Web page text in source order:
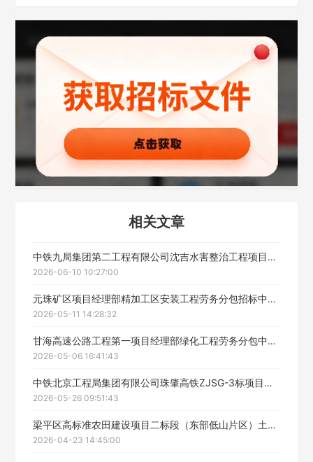
相关文章
中铁九局集团第二工程有限公司沈吉水害整治工程项目西阳隧道劳务工程中标候选人公示
2026-06-10 10:27:00
元珠矿区项目经理部精加工区安装工程劳务分包招标中标候选人公示
2026-05-11 14:28:32
甘海高速公路工程第一项目经理部绿化工程劳务分包中标候选人公示
2026-05-06 16:41:43
中铁北京工程局集团有限公司珠肇高铁ZJSG-3标项目经理部桥下防护栅栏劳务分包工程中标候选人公示
2026-05-26 09:51:43
梁平区高标准农田建设项目二标段（东部低山片区）土建劳务工程（二标段）中标候选人公示
2026-04-23 14:45:00
公司所在地
请选择省市
经办人
联系方式